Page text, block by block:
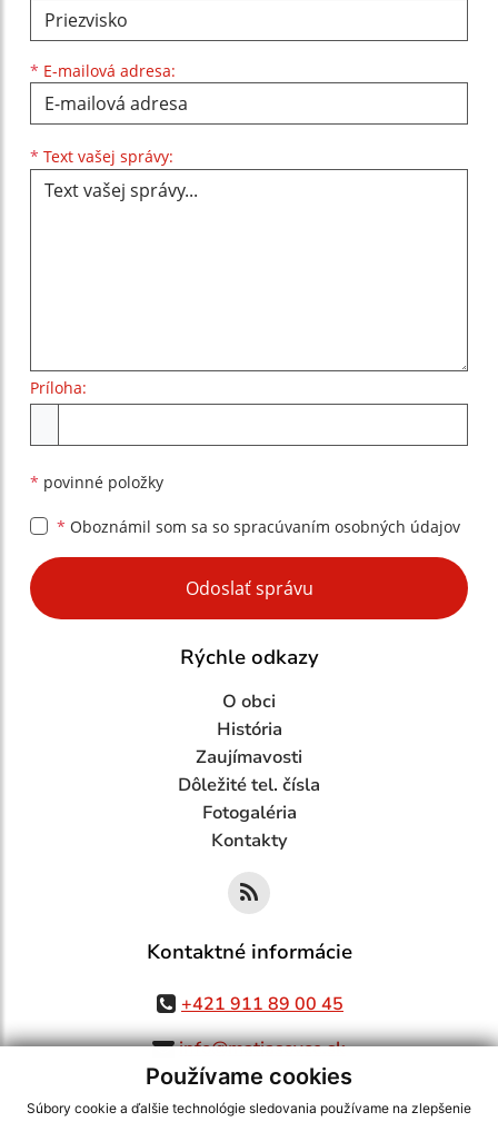
Používame cookies
Súbory cookie a ďalšie technológie sledovania používame na zlepšenie
* E-mailová adresa:
* Text vašej správy:
Príloha:
* povinné položky
* Oboznámil som sa so spracúvaním osobných údajov
Google reCaptcha Response
Odoslať správu
Rýchle odkazy
O obci
História
Zaujímavosti
Dôležité tel. čísla
Fotogaléria
Kontakty
Kontaktné informácie
+421 911 89 00 45
info@matiasovce.sk